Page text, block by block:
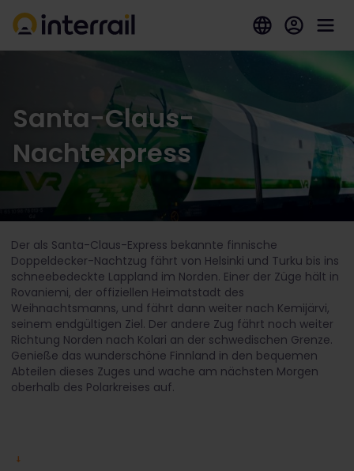
Santa-Claus-
Nachtexpress
Der als Santa-Claus-Express bekannte finnische
Doppeldecker-Nachtzug fährt von Helsinki und Turku bis ins
schneebedeckte Lappland im Norden. Einer der Züge hält in
Rovaniemi, der offiziellen Heimatstadt des
Weihnachtsmanns, und fährt dann weiter nach Kemijärvi,
seinem endgültigen Ziel. Der andere Zug fährt noch weiter
Richtung Norden nach Kolari an der schwedischen Grenze.
Genieße das wunderschöne Finnland in den bequemen
Abteilen dieses Zuges und wache am nächsten Morgen
oberhalb des Polarkreises auf.